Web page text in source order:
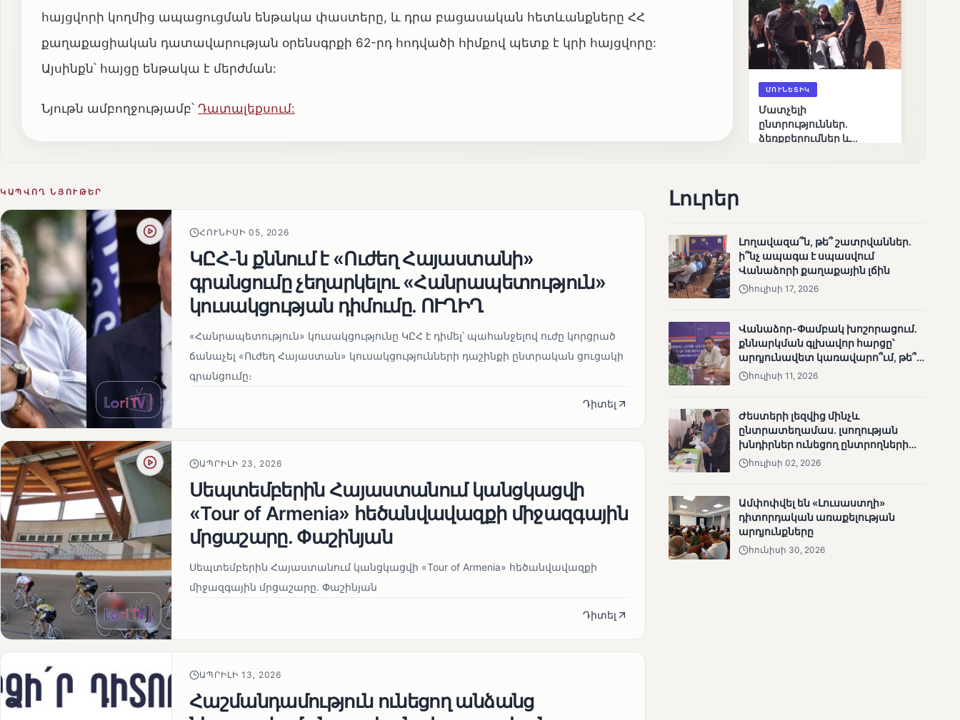
հայցվորի կողմից ապացուցման ենթակա փաստերը, և դրա բացասական հետևանքները ՀՀ
քաղաքացիական դատավարության օրենսգրքի 62-րդ հոդվածի հիմքով պետք է կրի հայցվորը:
Այսինքն՝ հայցը ենթակա է մերժման:
Նյութն ամբողջությամբ՝ Դատալեքսում:
արդյունքները
ՄՈՒՆԵՏԻԿ
Մատչելի
ընտրություններ.
ձեռքբերումներ և
ՄՈՒՆԵՏԻԿ
Ամփոփվել են 2005
արդյունքները
Քվեարկության
նախնական
պաշտոնական
արդյունքները․ ՈՒՂԻՂ
ԿԱՊՎՈՂ ՆՅՈՒԹԵՐ
ՀՈՒՆԻՍԻ 05, 2026
ԿԸՀ-ն քննում է «Ուժեղ Հայաստանի»
գրանցումը չեղարկելու «Հանրապետություն»
կուսակցության դիմումը. ՈՒՂԻՂ
«Հանրապետություն» կուսակցությունը ԿԸՀ է դիմել՝ պահանջելով ուժը կորցրած
ճանաչել «Ուժեղ Հայաստան» կուսակցությունների դաշինքի ընտրական ցուցակի
գրանցումը։
Դիտել
ԱՊՐԻԼԻ 23, 2026
Սեպտեմբերին Հայաստանում կանցկացվի
«Tour of Armenia» հեծանվավազքի միջազգային
մրցաշարը. Փաշինյան
Սեպտեմբերին Հայաստանում կանցկացվի «Tour of Armenia» հեծանվավազքի
միջազգային մրցաշարը. Փաշինյան
Դիտել
ԱՊՐԻԼԻ 13, 2026
Հաշմանդամություն ունեցող անձանց
Լուրեր
Լողավազա՞ն, թե՞ շատրվաններ.
ի՞նչ ապագա է սպասվում
Վանաձորի քաղաքային լճին
հուլիսի 17, 2026
Վանաձոր-Փամբակ խոշորացում.
քննարկման գլխավոր հարցը՝
արդյունավետ կառավարո՞ւմ, թե՞
քաղաքական նպատակ
հուլիսի 11, 2026
Ժեստերի լեզվից մինչև
ընտրատեղամաս. լսողության
խնդիրներ ունեցող ընտրողների
ճանապարհը
հուլիսի 02, 2026
Ամփոփվել են «Լուսաստղի»
դիտորդական առաքելության
արդյունքները
հունիսի 30, 2026